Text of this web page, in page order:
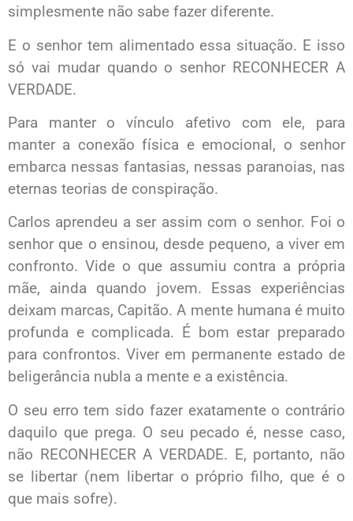
simplesmente não sabe fazer diferente.
E o senhor tem alimentado essa situação. E isso
só vai mudar quando o senhor RECONHECER A
VERDADE.
Para manter o vínculo afetivo com ele, para
manter a conexão física e emocional, o senhor
embarca nessas fantasias, nessas paranoias, nas
eternas teorias de conspiração.
Carlos aprendeu a ser assim com o senhor. Foi o
senhor que o ensinou, desde pequeno, a viver em
confronto. Vide o que assumiu contra a própria
mãe, ainda quando jovem. Essas experiências
deixam marcas, Capitão. A mente humana é muito
profunda e complicada. É bom estar preparado
para confrontos. Viver em permanente estado de
beligerância nubla a mente e a existência.
O seu erro tem sido fazer exatamente o contrário
daquilo que prega. O seu pecado é, nesse caso,
não RECONHECER A VERDADE. E, portanto, não
se libertar (nem libertar o próprio filho, que é o
que mais sofre).